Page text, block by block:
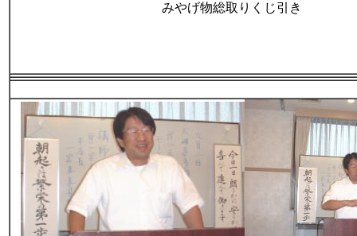
みやげ物総取りくじ引き